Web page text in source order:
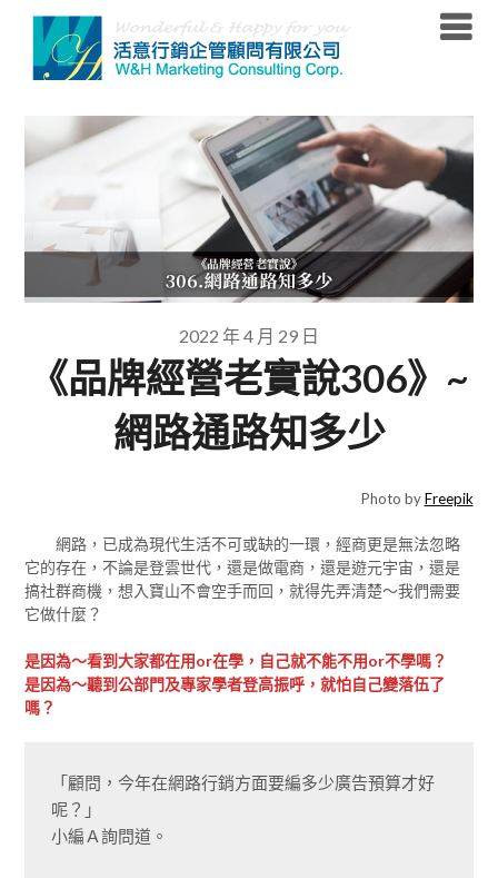
content
2022 年 4 月 29 日
《品牌經營老實說306》~
網路通路知多少
Photo byFreepik
網路，已成為現代生活不可或缺的一環，經商更是無法忽略
它的存在，不論是登雲世代，還是做電商，還是遊元宇宙，還是
搞社群商機，想入寶山不會空手而回，就得先弄清楚～我們需要
它做什麼？
是因為～看到大家都在用or在學，自己就不能不用or不學嗎？
是因為～聽到公部門及專家學者登高振呼，就怕自己變落伍了
嗎？
「顧問，今年在網路行銷方面要編多少廣告預算才好
呢？」
小編Ａ詢問道。